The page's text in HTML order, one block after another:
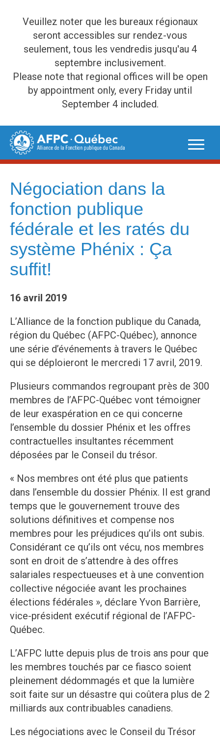
Veuillez noter que les bureaux régionaux
seront accessibles sur rendez-vous
seulement, tous les vendredis jusqu'au 4
septembre inclusivement.
Please note that regional offices will be open
by appointment only, every Friday until
September 4 included.
Skip
content
Négociation dans la
fonction publique
fédérale et les ratés du
système Phénix : Ça
suffit!
16 avril 2019
L’Alliance de la fonction publique du Canada,
région du Québec (AFPC-Québec), annonce
une série d’événements à travers le Québec
qui se déploieront le mercredi 17 avril, 2019.
Plusieurs commandos regroupant près de 300
membres de l’AFPC-Québec vont témoigner
de leur exaspération en ce qui concerne
l’ensemble du dossier Phénix et les offres
contractuelles insultantes récemment
déposées par le Conseil du trésor.
« Nos membres ont été plus que patients
dans l’ensemble du dossier Phénix. Il est grand
temps que le gouvernement trouve des
solutions définitives et compense nos
membres pour les préjudices qu’ils ont subis.
Considérant ce qu’ils ont vécu, nos membres
sont en droit de s’attendre à des offres
salariales respectueuses et à une convention
collective négociée avant les prochaines
élections fédérales », déclare Yvon Barrière,
vice-président exécutif régional de l’AFPC-
Québec.
L’AFPC lutte depuis plus de trois ans pour que
les membres touchés par ce fiasco soient
pleinement dédommagés et que la lumière
soit faite sur un désastre qui coûtera plus de 2
milliards aux contribuables canadiens.
Les négociations avec le Conseil du Trésor